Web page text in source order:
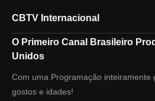
CBTV Internacional
O Primeiro Canal Brasileiro
Unidos
Com uma Programação inteiramente
gostos e idades!